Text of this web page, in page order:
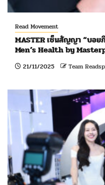
Read Movement
MASTER เซ็นสัญญา “บอ
Men’s Health by
21/11/2025 Team